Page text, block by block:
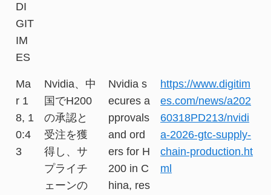
DI
GIT
IM
ES
Ma
r 1
8, 1
0:4
3
Nvidia、中
国でH200
の承認と
受注を獲
得し、サ
プライチ
ェーンの
Nvidia s
ecures a
pprovals
and ord
ers for H
200 in C
hina, res
https://www.digitim
es.com/news/a202
60318PD213/nvidi
a-2026-gtc-supply-
chain-production.ht
ml